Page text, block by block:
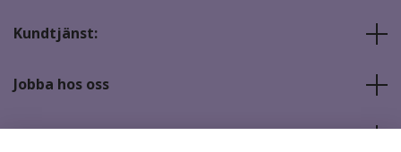
Kundtjänst:
Jobba hos oss
Sociala medier